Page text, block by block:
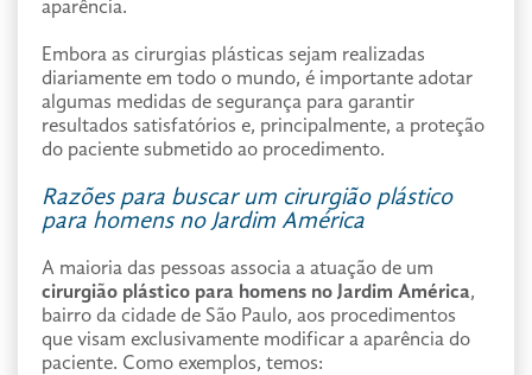
aparência.
Embora as cirurgias plásticas sejam realizadas
diariamente em todo o mundo, é importante adotar
algumas medidas de segurança para garantir
resultados satisfatórios e, principalmente, a proteção
do paciente submetido ao procedimento.
Razões para buscar um cirurgião plástico
para homens no Jardim América
A maioria das pessoas associa a atuação de um
cirurgião plástico para homens no Jardim América,
bairro da cidade de São Paulo, aos procedimentos
que visam exclusivamente modificar a aparência do
paciente. Como exemplos, temos: